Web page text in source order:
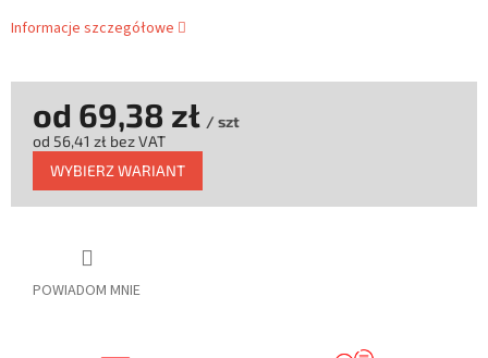
Informacje szczegółowe
POWIADOM MNIE
od 69,38 zł / szt
od 56,41 zł bez VAT
Cena
jednostkowa:
WYBIERZ WARIANT